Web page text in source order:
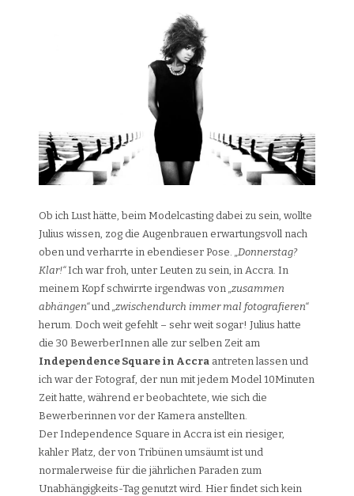
Ob ich Lust hätte, beim Modelcasting dabei zu sein, wollte
Julius wissen, zog die Augenbrauen erwartungsvoll nach
oben und verharrte in ebendieser Pose. „Donnerstag?
Klar!“Ich war froh, unter Leuten zu sein, in Accra. In
meinem Kopf schwirrte irgendwas von „zusammen
abhängen“und „zwischendurch immer mal fotografieren“
herum. Doch weit gefehlt – sehr weit sogar! Julius hatte
die 30 BewerberInnen alle zur selben Zeit am
Independence Square in Accra antreten lassen und
ich war der Fotograf, der nun mit jedem Model 10Minuten
Zeit hatte, während er beobachtete, wie sich die
Bewerberinnen vor der Kamera anstellten.
Der Independence Square in Accra ist ein riesiger,
kahler Platz, der von Tribünen umsäumt ist und
normalerweise für die jährlichen Paraden zum
Unabhängigkeits-Tag genutzt wird. Hier findet sich kein